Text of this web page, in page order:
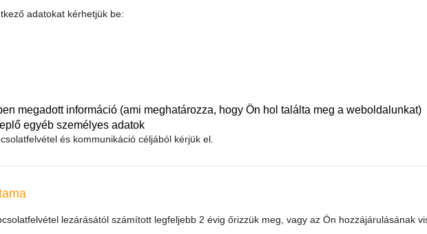
adatokat kérhetjük be:
megadott információ (ami meghatározza, hogy Ön hol találta meg a weboldalunkat)
egyéb személyes adatok
és kommunikáció céljából kérjük el.
lezárásától számított legfeljebb 2 évig őrizzük meg, vagy az Ön hozzájárulásának